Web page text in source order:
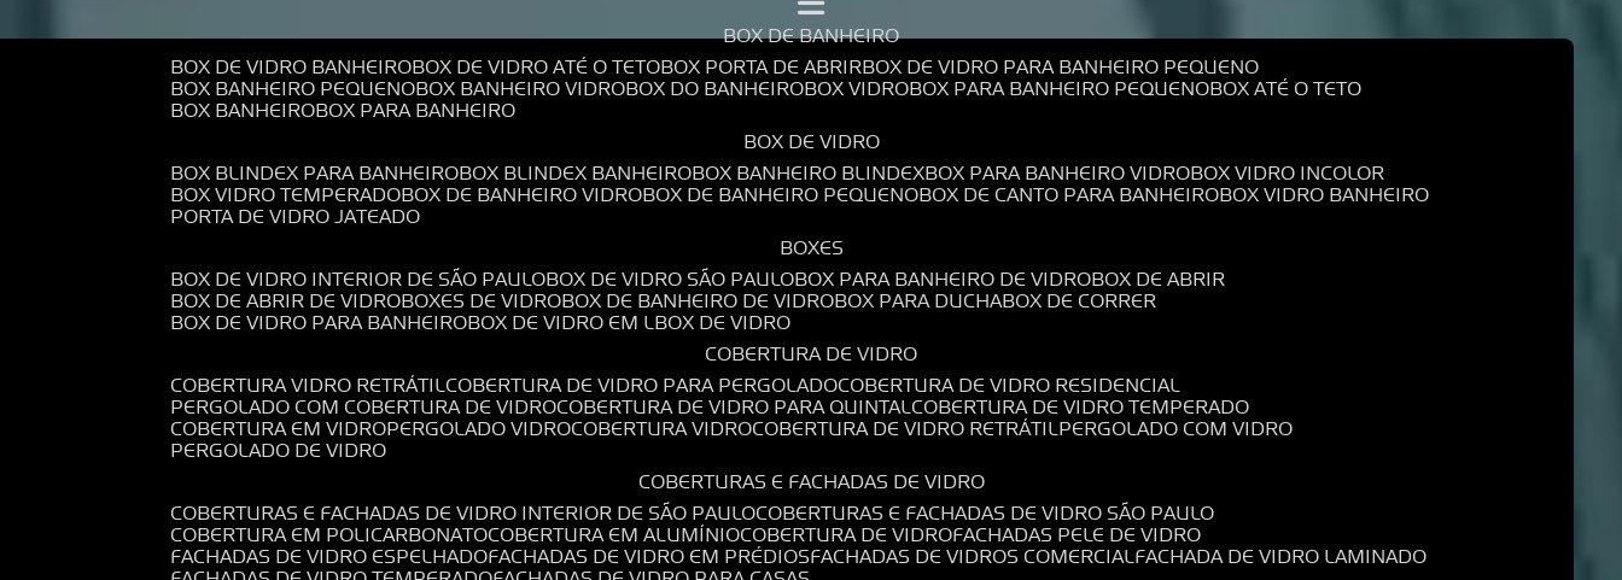
BOX DE BANHEIRO
BOX DE VIDRO BANHEIRO BOX DE VIDRO ATÉ O TETO BOX PORTA DE ABRIR BOX DE VIDRO PARA BANHEIRO PEQUENO
BOX BANHEIRO PEQUENO BOX BANHEIRO VIDRO BOX DO BANHEIRO BOX VIDRO BOX PARA BANHEIRO PEQUENO BOX ATÉ O TETO
BOX BANHEIRO BOX PARA BANHEIRO
BOX DE VIDRO
BOX BLINDEX PARA BANHEIRO BOX BLINDEX BANHEIRO BOX BANHEIRO BLINDEX BOX PARA BANHEIRO VIDRO BOX VIDRO INCOLOR
BOX VIDRO TEMPERADO BOX DE BANHEIRO VIDRO BOX DE BANHEIRO PEQUENO BOX DE CANTO PARA BANHEIRO BOX VIDRO BANHEIRO
PORTA DE VIDRO JATEADO
BOXES
BOX DE VIDRO INTERIOR DE SÃO PAULO BOX DE VIDRO SÃO PAULO BOX PARA BANHEIRO DE VIDRO BOX DE ABRIR
BOX DE ABRIR DE VIDRO BOXES DE VIDRO BOX DE BANHEIRO DE VIDRO BOX PARA DUCHA BOX DE CORRER
BOX DE VIDRO PARA BANHEIRO BOX DE VIDRO EM L BOX DE VIDRO
COBERTURA DE VIDRO
COBERTURA VIDRO RETRÁTIL COBERTURA DE VIDRO PARA PERGOLADO COBERTURA DE VIDRO RESIDENCIAL
PERGOLADO COM COBERTURA DE VIDRO COBERTURA DE VIDRO PARA QUINTAL COBERTURA DE VIDRO TEMPERADO
COBERTURA EM VIDRO PERGOLADO VIDRO COBERTURA VIDRO COBERTURA DE VIDRO RETRÁTIL PERGOLADO COM VIDRO
PERGOLADO DE VIDRO
COBERTURAS E FACHADAS DE VIDRO
COBERTURAS E FACHADAS DE VIDRO INTERIOR DE SÃO PAULO COBERTURAS E FACHADAS DE VIDRO SÃO PAULO
COBERTURA EM POLICARBONATO COBERTURA EM ALUMÍNIO COBERTURA DE VIDRO FACHADAS PELE DE VIDRO
FACHADAS DE VIDRO ESPELHADO FACHADAS DE VIDRO EM PRÉDIOS FACHADAS DE VIDROS COMERCIAL FACHADA DE VIDRO LAMINADO